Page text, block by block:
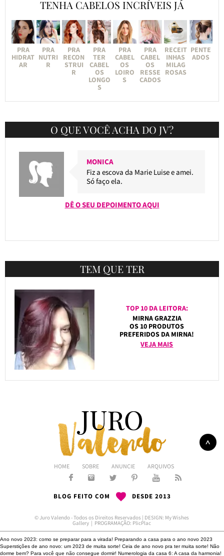
TENHA CABELOS INCRÍVEIS JÁ
PRA
HIDRAT
AR
PRA
NUTRI
R
PRA
RECON
STRUI
R
PRA
TER
CABEL
OS
LONGO
S
PRA
CABEL
OS
LOIRO
S
PRA
CABEL
OS
RESSE
CADOS
RECEIT
INHAS
MILAG
ROSAS
PENTE
ADOS
O QUE VOCÊ ACHA DO JV?
MONICA
Fiz a escova da Marie Luise e amei.
Só faço ela.
DÊ O SEU DEPOIMENTO AQUI
TEM QUE TER
TOP 10 DA LEITORA:
MIRNA GRAZZIA
OS 10 PRODUTOS
PREFERIDOS DA MIRNA!
VEJA MAIS
HOME SOBRE ANUNCIE ARQUIVOS
BLOG FEITO COM DESDE 2013
© Juro Valendo - Todos os Direitos Reservados | DESIGN: My Wishes
Gallery | PROGRAMAÇÃO: PlicPlac
Ano novo 2023: como se preparar para a virada! Preparando a casa para o ano novo 2023
Superstições de ano novo: um 2023 de muita sorte! Ceia de ano novo pra ter muita sorte! Não
dorme bem? Para você que não consegue dormir! Numerologia da casa 6: A casa da harmonia!